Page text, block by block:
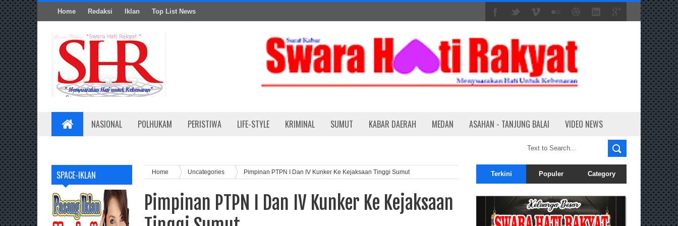
Home Redaksi Iklan Top List News
NASIONAL POLHUKAM PERISTIWA LIFE-STYLE KRIMINAL SUMUT KABAR DAERAH MEDAN ASAHAN - TANJUNG BALAI VIDEO NEWS
SPACE-IKLAN Home Uncategories Pimpinan PTPN I Dan IV Kunker Ke Kejaksaan Tinggi Sumut
Pimpinan PTPN I Dan IV Kunker Ke Kejaksaan
Terkini Populer Category